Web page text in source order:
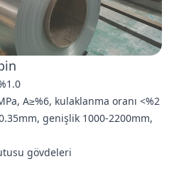
A≥%6, kulaklanma oranı <%2
genişlik 1000-2200mm,
gövdeleri